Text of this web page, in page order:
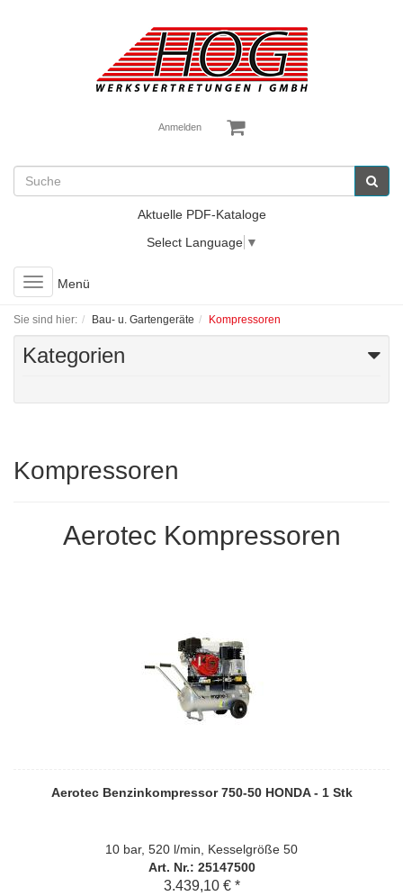
Anmelden
Aktuelle PDF-Kataloge
Select Language ▼
Toggle
navigation
Menü
Sie sind hier: Bau- u. Gartengeräte Kompressoren
Kategorien
Kompressoren
Aerotec Kompressoren
Aerotec Benzinkompressor 750-50 HONDA - 1 Stk
10 bar, 520 l/min, Kesselgröße 50
Art. Nr.: 25147500
3.439,10 € *